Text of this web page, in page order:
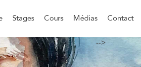
Stages Cours Médias Contact
-->